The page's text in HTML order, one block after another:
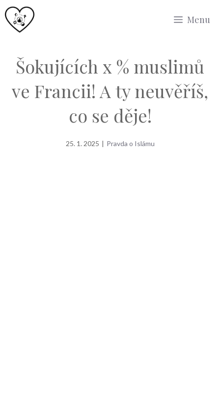
Přeskočit
na
Menu
Šokujících x % muslimů
ve Francii! A ty neuvěříš,
co se děje!
25. 1. 2025 | Pravda o Islámu